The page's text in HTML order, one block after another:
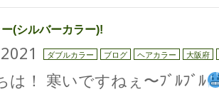
(シルバーカラー)!
ダブルカラー ブログ ヘアカラー 大阪府
は！ 寒いですねぇ〜ﾌﾞﾙﾌﾞﾙ